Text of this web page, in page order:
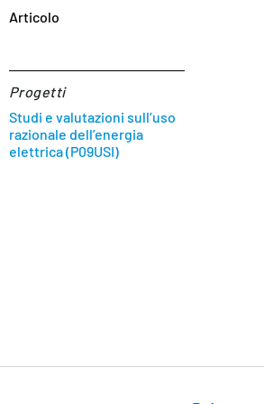
Articolo
Progetti
Studi e valutazioni sull’uso
razionale dell’energia
elettrica (P09USI)